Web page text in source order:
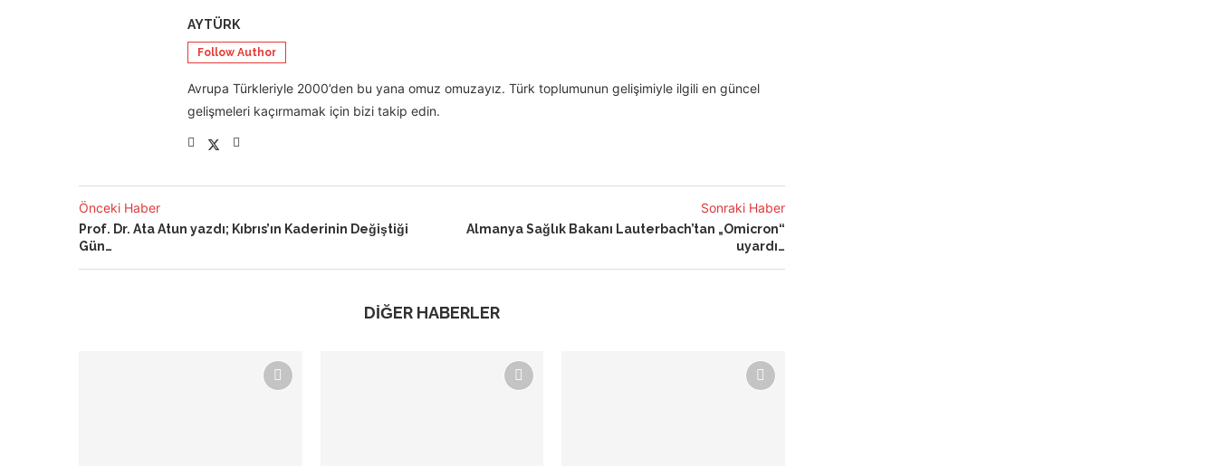
AYTÜRK
Follow Author
Avrupa Türkleriyle 2000’den bu yana omuz omuzayız. Türk toplumunun gelişimiyle ilgili en güncel
gelişmeleri kaçırmamak için bizi takip edin.
Önceki Haber
Prof. Dr. Ata Atun yazdı; Kıbrıs’ın Kaderinin Değiştiği
Gün…
Sonraki Haber
Almanya Sağlık Bakanı Lauterbach’tan „Omicron“
uyardı…
DİĞER HABERLER